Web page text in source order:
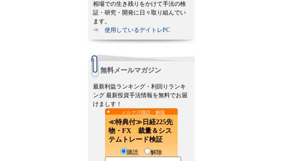
相場での生き残りをかけて手法の検
証・研究・開発に日々取り組んでい
ます。
⇒ 使用しているデイトレPC
無料メールマガジン
最新利益ランキング・利回りランキ
ング 最新投資手法情報を無料でお届
けましす！
メルマガ購読・解除
≪特典付≫日経225先
物・FX 裁量＆シス
テムトレード検証
購読 解除